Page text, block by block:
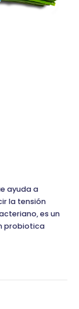
ayuda a
la tensión
es un
probiotica